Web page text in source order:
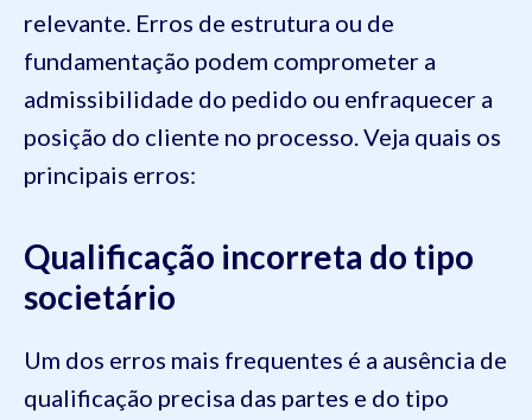
relevante. Erros de estrutura ou de
fundamentação podem comprometer a
admissibilidade do pedido ou enfraquecer a
posição do cliente no processo. Veja quais os
principais erros:
Qualificação incorreta do tipo
societário
Um dos erros mais frequentes é a ausência de
qualificação precisa das partes e do tipo